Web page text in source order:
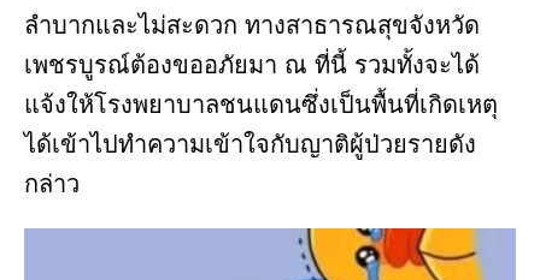
ลำบากและไม่สะดวก ทางสาธารณสุขจังหวัด
เพชรบูรณ์ต้องขออภัยมา ณ ที่นี้ รวมทั้งจะได้
แจ้งให้โรงพยาบาลชนแดนซึ่งเป็นพื้นที่เกิดเหตุ
ได้เข้าไปทำความเข้าใจกับญาติผู้ป่วยรายดัง
กล่าว